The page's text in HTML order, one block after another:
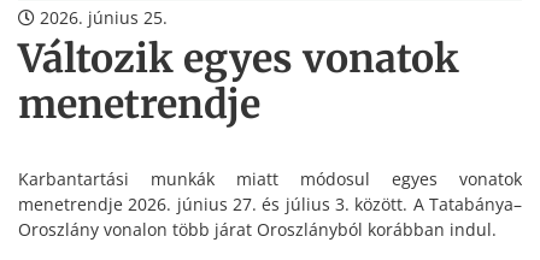
2026. június 25.
Változik egyes vonatok
menetrendje
Karbantartási munkák miatt módosul egyes vonatok
menetrendje 2026. június 27. és július 3. között. A Tatabánya–
Oroszlány vonalon több járat Oroszlányból korábban indul.